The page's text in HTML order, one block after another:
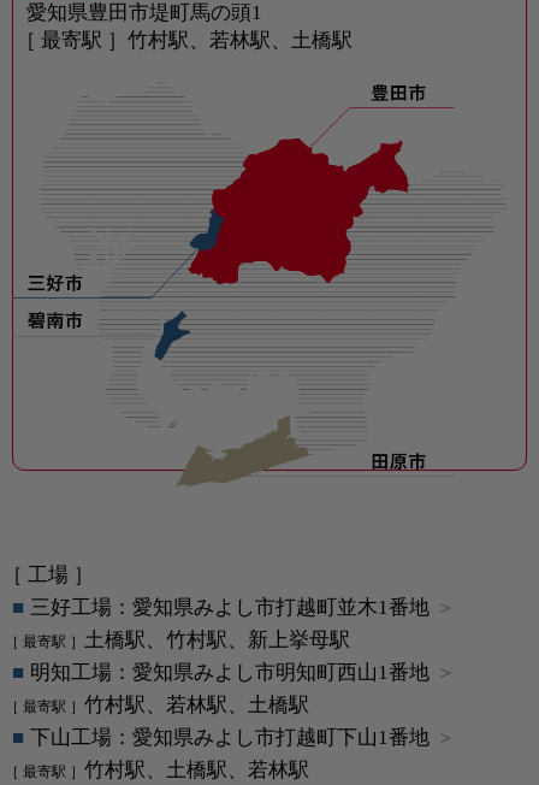
愛知県豊田市堤町馬の頭1
［ 最寄駅 ］竹村駅、若林駅、土橋駅
［ 工場 ］
三好工場：愛知県みよし市打越町並木1番地
土橋駅、竹村駅、新上挙母駅
明知工場：愛知県みよし市明知町西山1番地
竹村駅、若林駅、土橋駅
下山工場：愛知県みよし市打越町下山1番地
竹村駅、土橋駅、若林駅